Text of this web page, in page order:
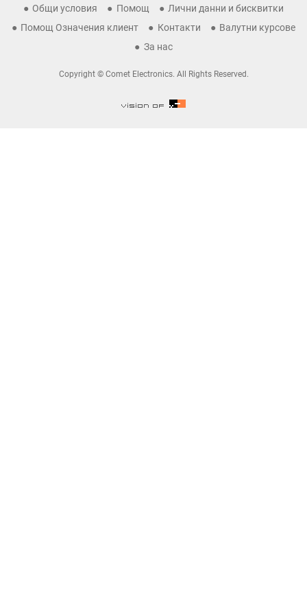
Общи условия Помощ
Лични данни и бисквитки
Помощ Означения клиент
Контакти
Валутни курсове
За нас
Copyright © Comet Electronics. All Rights Reserved.